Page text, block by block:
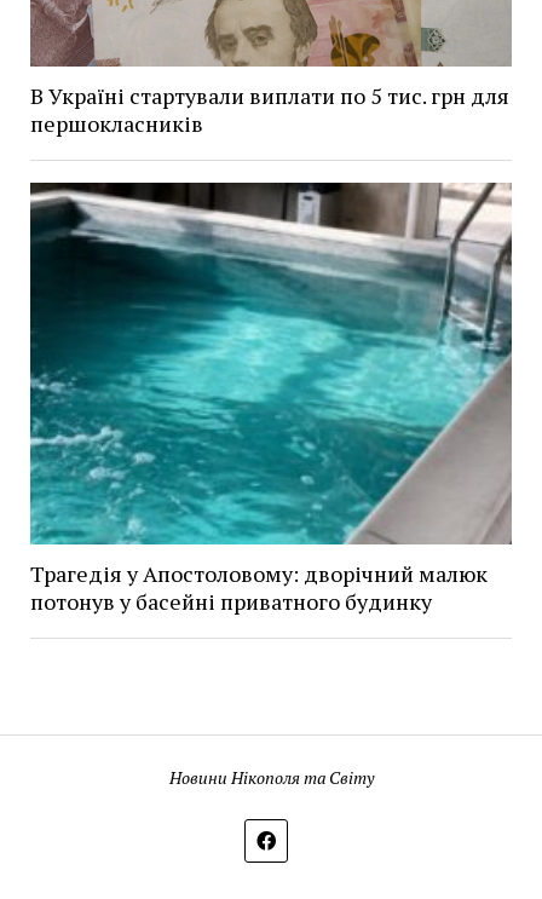
В Україні стартували виплати по 5 тис. грн для
першокласників
Трагедія у Апостоловому: дворічний малюк
потонув у басейні приватного будинку
Новини Нікополя та Світу